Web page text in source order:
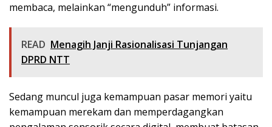
membaca, melainkan “mengunduh” informasi.
READ Menagih Janji Rasionalisasi Tunjangan
DPRD NTT
Sedang muncul juga kemampuan pasar memori yaitu
kemampuan merekam dan memperdagangkan